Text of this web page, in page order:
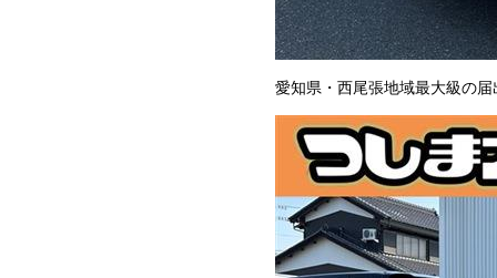
愛知県・西尾張地域最大級の